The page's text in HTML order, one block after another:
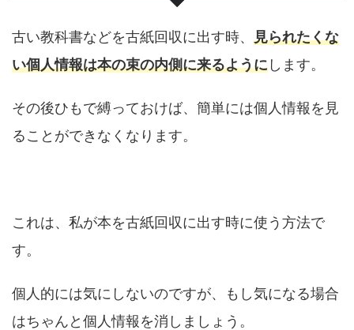
古い教科書などを古紙回収に出す時、 見られたくな
い個人情報は本の束の内側に来るようにします。
その後ひもで縛っておけば、簡単には個人情報を見
ることができなくなります。
これは、私が本を古紙回収に出す時に使う方法で
す。
個人的には気にしないのですが、もし気になる場合
はちゃんと個人情報を消しましょう。